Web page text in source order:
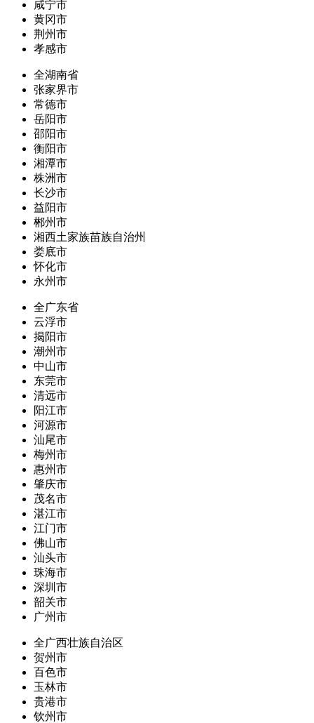
咸宁市
黄冈市
荆州市
孝感市
全湖南省
张家界市
常德市
岳阳市
邵阳市
衡阳市
湘潭市
株洲市
长沙市
益阳市
郴州市
湘西土家族苗族自治州
娄底市
怀化市
永州市
全广东省
云浮市
揭阳市
潮州市
中山市
东莞市
清远市
阳江市
河源市
汕尾市
梅州市
惠州市
肇庆市
茂名市
湛江市
江门市
佛山市
汕头市
珠海市
深圳市
韶关市
广州市
全广西壮族自治区
贺州市
百色市
玉林市
贵港市
钦州市